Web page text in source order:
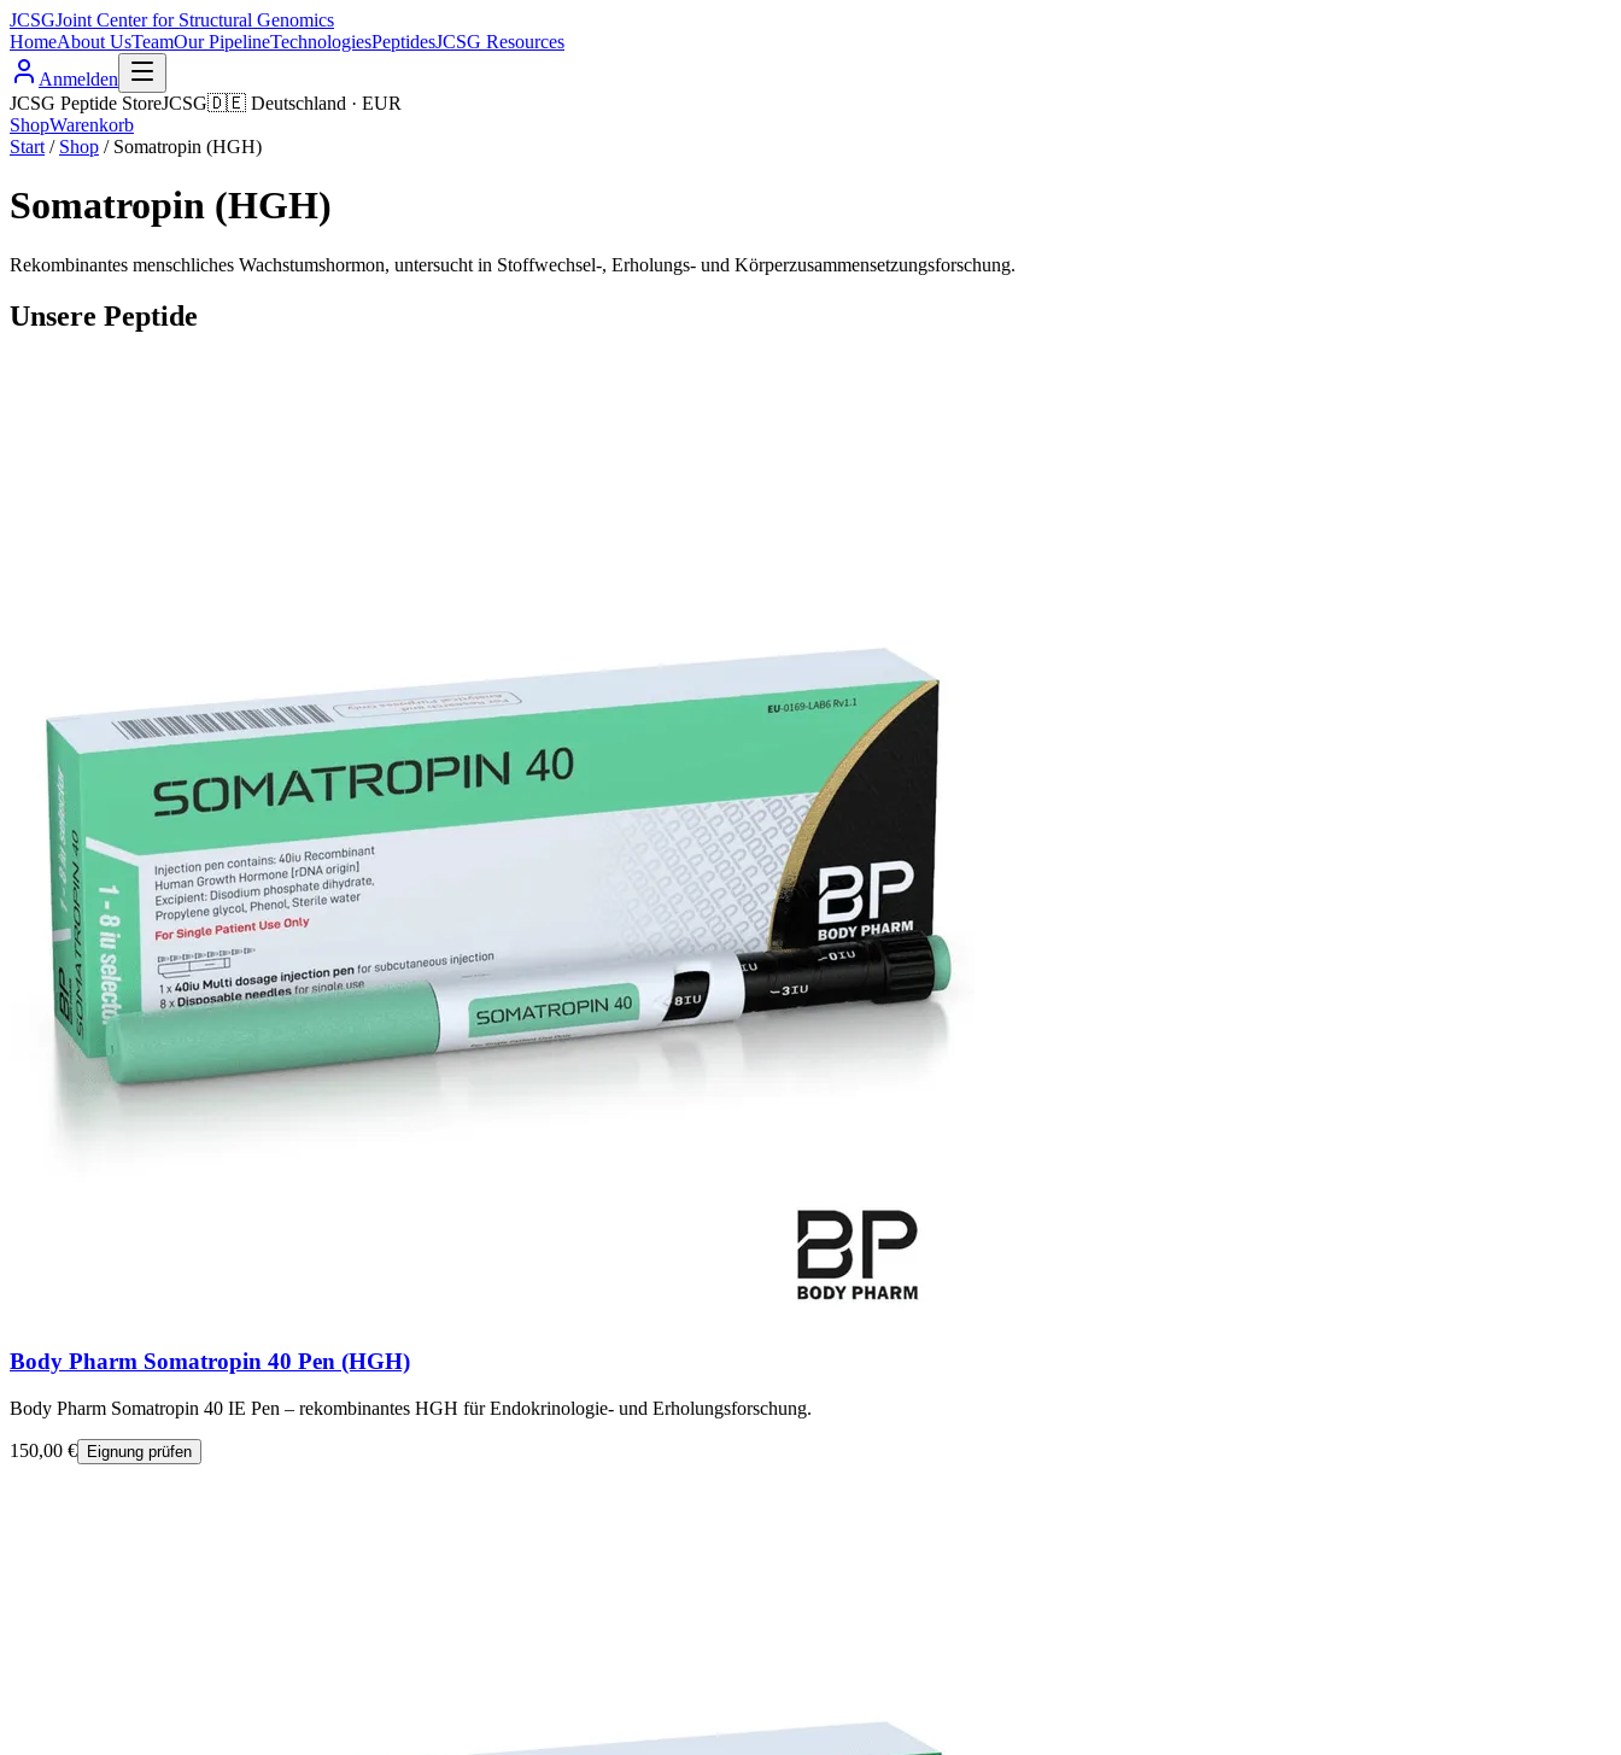
JCSGJoint Center for Structural Genomics
HomeAbout UsTeamOur PipelineTechnologiesPeptidesJCSG Resources
Anmelden
JCSG Peptide StoreJCSG🇩🇪 Deutschland · EUR
ShopWarenkorb
Start / Shop / Somatropin (HGH)
Somatropin (HGH)
Rekombinantes menschliches Wachstumshormon, untersucht in Stoffwechsel-, Erholungs- und Körperzusammensetzungsforschung.
Unsere Peptide
Body Pharm Somatropin 40 Pen (HGH)
Body Pharm Somatropin 40 IE Pen – rekombinantes HGH für Endokrinologie- und Erholungsforschung.
150,00 € Eignung prüfen